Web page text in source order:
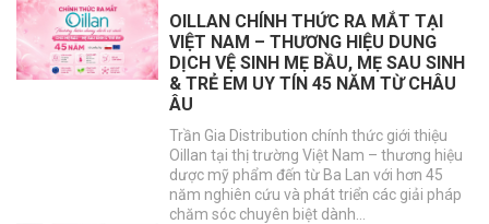
OILLAN CHÍNH THỨC RA MẮT TẠI
VIỆT NAM – THƯƠNG HIỆU DUNG
DỊCH VỆ SINH MẸ BẦU, MẸ SAU SINH
& TRẺ EM UY TÍN 45 NĂM TỪ CHÂU
ÂU
Trần Gia Distribution chính thức giới thiệu
Oillan tại thị trường Việt Nam – thương hiệu
dược mỹ phẩm đến từ Ba Lan với hơn 45
năm nghiên cứu và phát triển các giải pháp
chăm sóc chuyên biệt dành…